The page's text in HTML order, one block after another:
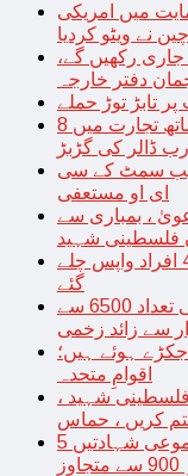
میں امریکی
نے ویٹو کردیا
رکھیں گے،
دفتر خارجہ
تابڑ توڑ حملے
پاکستان کی چین سمیت مختلف ممالک کیساتھ تجارت میں 8
ارب ڈالر کی گڑبڑ
ویب سمٹ کے سی
ای او مستعفی
، بمباری سے
فلسطینی شہید
افغان شہریوں کی وطن واپسی،مزید 4239 افراد واپس چلے
گئے
اسرائیلی بمباری سے شہید فلسطینیوں کی تعداد 6500 سے
جکڑے ہوئے ہیں؛
اقوامِ متحدہ
غزہ پر پھر بموں کی بارش ، مزید 704 فلسطینی شہید ،
کریں ، حماس
مغربی کنارے پر بھی اسرائیلی بمباری؛ مجموعی شہادتیں 5